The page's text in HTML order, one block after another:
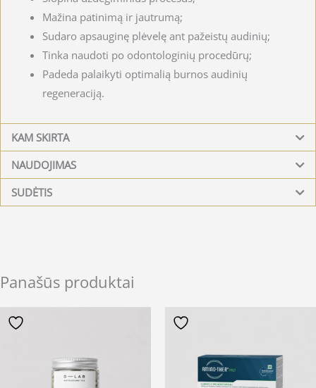
Mažina patinimą ir jautrumą;
Sudaro apsauginę plėvelę ant pažeistų audinių;
Tinka naudoti po odontologinių procedūrų;
Padeda palaikyti optimalią burnos audinių
regeneraciją.
KAM SKIRTA
NAUDOJIMAS
SUDĖTIS
Panašūs produktai